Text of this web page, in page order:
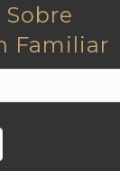
Familiar